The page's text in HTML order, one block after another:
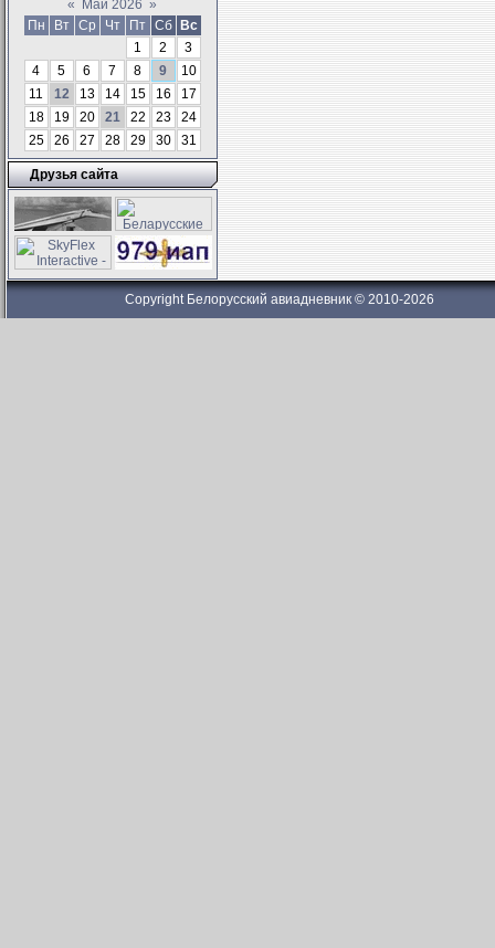
« Май 2026 »
Пн
Вт Ср Чт Пт Сб
Вс
1
2
3
4
5 6 7 8 9
10
11
12 13 14 15 16
17
18
19 20 21 22 23
24
25
26 27 28 29 30 31
Друзья сайта
Copyright Белорусский авиадневник © 2010-2026